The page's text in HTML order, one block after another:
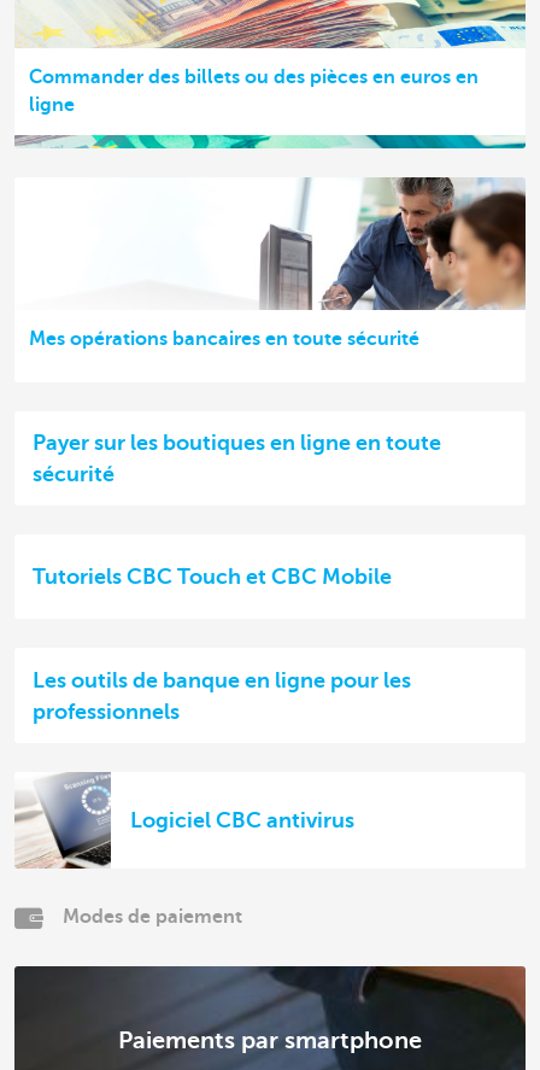
Commander des billets ou des pièces en euros en
ligne
Mes opérations bancaires en toute sécurité
Payer sur les boutiques en ligne en toute
sécurité
Tutoriels CBC Touch et CBC Mobile
Les outils de banque en ligne pour les
professionnels
Logiciel CBC antivirus
Modes de paiement
Paiements par smartphone